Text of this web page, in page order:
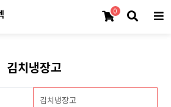
0
김치냉장고
김치냉장고